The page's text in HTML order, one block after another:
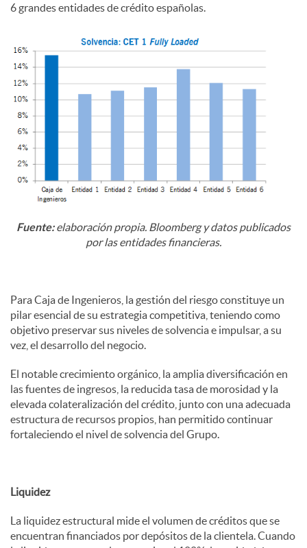
6 grandes entidades de crédito españolas.
Fuente:elaboración propia. Bloomberg y datos publicados
por las entidades financieras.
Para Caja de Ingenieros, la gestión del riesgo constituye un
pilar esencial de su estrategia competitiva, teniendo como
objetivo preservar sus niveles de solvencia e impulsar, a su
vez, el desarrollo del negocio.
El notable crecimiento orgánico, la amplia diversificación en
las fuentes de ingresos, la reducida tasa de morosidad y la
elevada colateralización del crédito, junto con una adecuada
estructura de recursos propios, han permitido continuar
fortaleciendo el nivel de solvencia del Grupo.
Liquidez
La liquidez estructural mide el volumen de créditos que se
encuentran financiados por depósitos de la clientela. Cuando